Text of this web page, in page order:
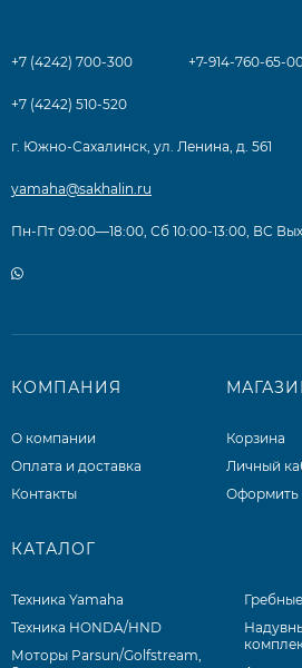
+7 (4242) 700-300 +7-914-760-65-
+7 (4242) 510-520
г. Южно-Сахалинск, ул. Ленина, д. 561
yamaha@sakhalin.ru
Пн-Пт 09:00—18:00, Сб 10:00-13:00, ВС
КОМПАНИЯ
О компании
Оплата и доставка
Контакты
Корзина
Личный
Оформить
КАТАЛОГ
Техника Yamaha
Техника HONDA/HND
Моторы Parsun/Golfstream,